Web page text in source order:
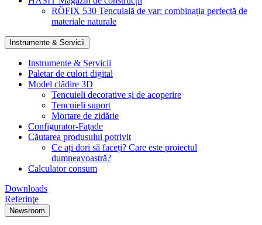
RÖFIX 530 Tencuială de var: combinația perfectă de
materiale naturale
Instrumente & Servicii
Instrumente & Servicii
Paletar de culori digital
Model clădire 3D
Tencuieli decorative și de acoperire
Tencuieli suport
Mortare de zidărie
Configurator-Faţade
Căutarea produsului potrivit
Ce ați dori să faceți? Care este proiectul
dumneavoastră?
Calculator consum
Downloads
Referinţe
Newsroom